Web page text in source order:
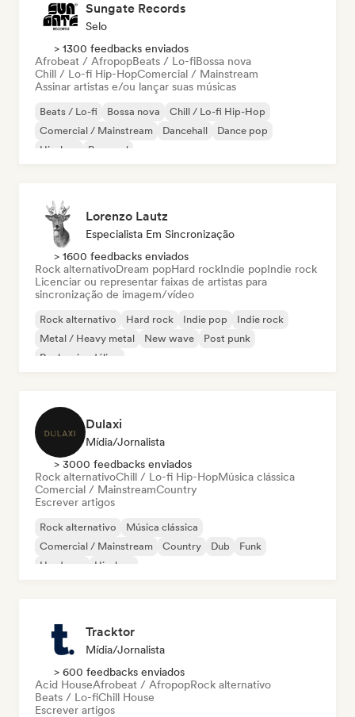
Sungate Records
Selo
> 1300 feedbacks enviados
Afrobeat / AfropopBeats / Lo-fiBossa nova
Chill / Lo-fi Hip-HopComercial / Mainstream
Assinar artistas e/ou lançar suas músicas
Beats / Lo-fi Bossa nova
Chill / Lo-fi Hip-Hop
Comercial / Mainstream
Dancehall
Dance pop
Hip-hop
Pop soul
Lorenzo Lautz
Especialista Em Sincronização
> 1600 feedbacks enviados
Rock alternativoDream popHard rockIndie popIndie rock
Licenciar ou representar faixas de artistas para
sincronização de imagem/vídeo
Rock alternativo Hard rock Indie pop
Indie rock
Metal / Heavy metal
New wave
Post punk
Rock psicodélico
Dulaxi
Mídia/Jornalista
> 3000 feedbacks enviados
Rock alternativoChill / Lo-fi Hip-HopMúsica clássica
Comercial / MainstreamCountry
Escrever artigos
Rock alternativo
Música clássica
Comercial / Mainstream
Country Dub
Funk
Hardcore
Hip-hop
Tracktor
Mídia/Jornalista
> 600 feedbacks enviados
Acid HouseAfrobeat / AfropopRock alternativo
Beats / Lo-fiChill House
Escrever artigos